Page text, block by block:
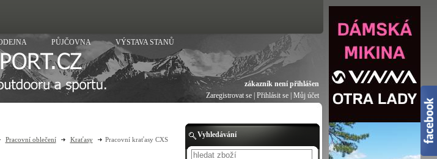
PŮJČOVNA VÝSTAVA STANŮ
zákazník není přihlášen
Zaregistrovat se| Přihlásit se| Můj účet
Pracovní oblečení Kraťasy
Pracovní kraťasy CXS
Vyhledávání